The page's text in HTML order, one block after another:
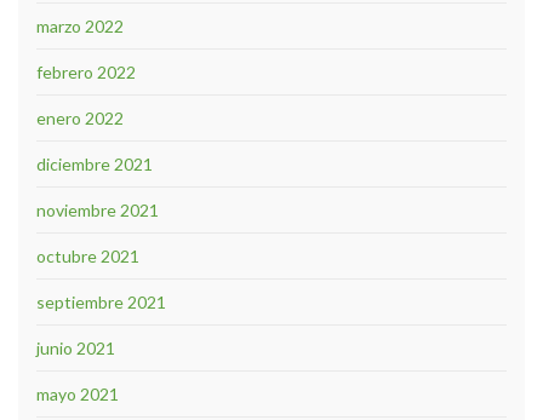
marzo 2022
febrero 2022
enero 2022
diciembre 2021
noviembre 2021
octubre 2021
septiembre 2021
junio 2021
mayo 2021